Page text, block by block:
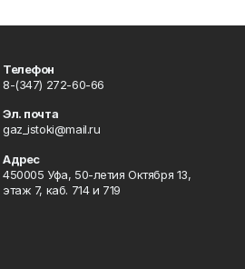
Телефон
8-(347) 272-60-66
Эл. почта
gaz_istoki@mail.ru
Адрес
450005 Уфа, 50-летия Октября 13,
этаж 7, каб. 714 и 719